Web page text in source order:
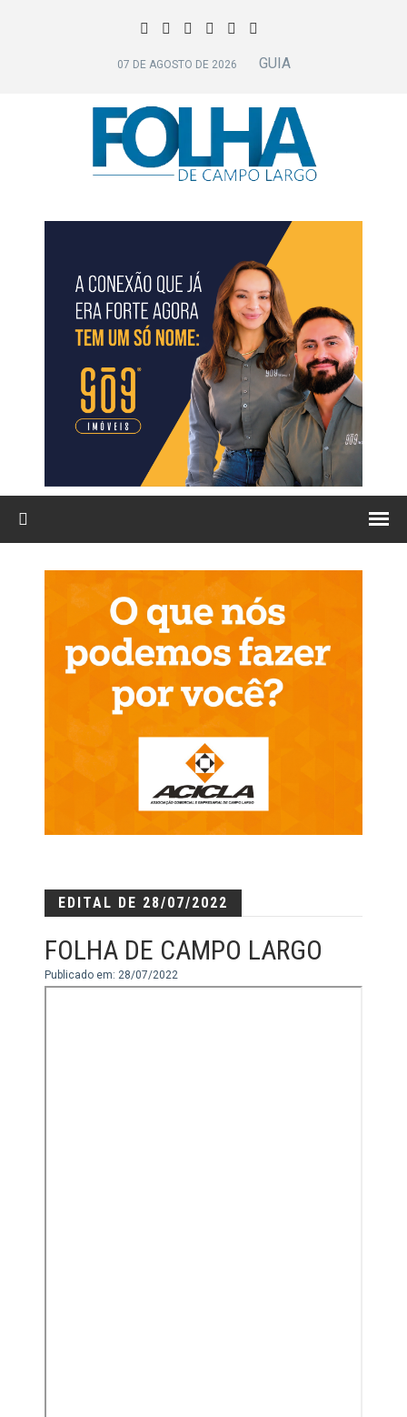
07 DE AGOSTO DE 2026 GUIA
EDITAL DE 28/07/2022
FOLHA DE CAMPO LARGO
Publicado em: 28/07/2022